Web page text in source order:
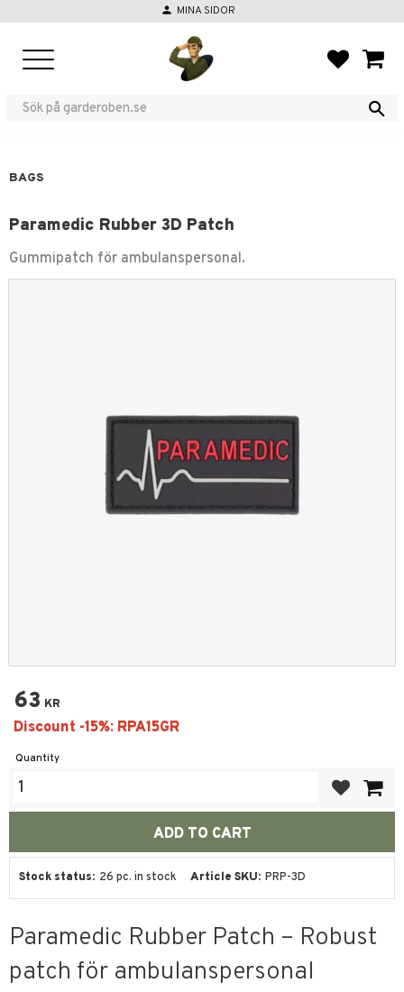
person MINA SIDOR
BAGS
Paramedic Rubber 3D Patch
Gummipatch för ambulanspersonal.
63 KR
Quantity
Stock status 26 pc. in stock Article SKU PRP-3D
Paramedic Rubber Patch – Robust
patch för ambulanspersonal